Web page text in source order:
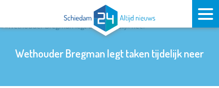
Wethouder Bregman legt taken tijdelijk neer